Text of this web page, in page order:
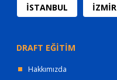
İSTANBUL İZMİR
DRAFT EĞİTİM
Hakkımızda